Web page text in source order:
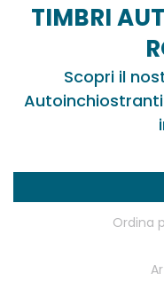
TIMBRI
Scopri il
Ordina